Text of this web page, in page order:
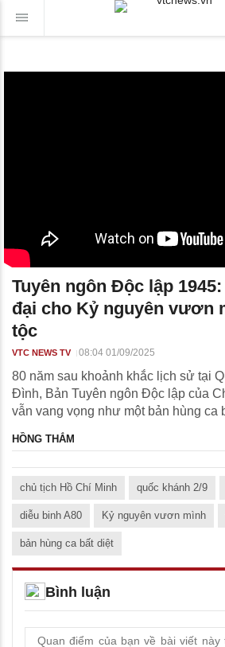
Tuyên ngôn Độc lập
đại cho Kỷ nguyên vươn
tộc
VTC NEWS TV 08:04 01/09/2025
80 năm sau khoảnh khắc lịch sử tại
Đình, Bản Tuyên ngôn Độc lập của
vẫn vang vọng như một bản hùng ca
HỒNG THẮM
chủ tịch Hồ Chí Minh quốc khánh 2/9
diễu binh A80 Kỷ nguyên vươn mình
bản hùng ca bất diệt
Bình luận